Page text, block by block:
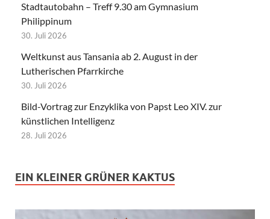
Stadtautobahn – Treff 9.30 am Gymnasium
Philippinum
30. Juli 2026
Weltkunst aus Tansania ab 2. August in der
Lutherischen Pfarrkirche
30. Juli 2026
Bild-Vortrag zur Enzyklika von Papst Leo XIV. zur
künstlichen Intelligenz
28. Juli 2026
EIN KLEINER GRÜNER KAKTUS